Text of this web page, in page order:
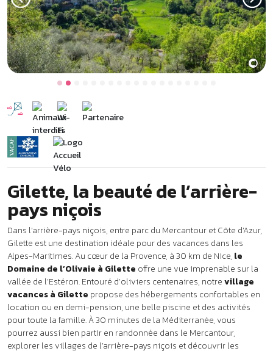
Gilette, la beauté de l’arrière-
pays niçois
Dans l’arrière-pays niçois, entre parc du Mercantour et Côte d’Azur,
Gilette est une destination idéale pour des vacances dans les
Alpes-Maritimes. Au cœur de la Provence, à 30 km de Nice,
Domaine de l’Olivaieà Gilette
vallée de l’Estéron. Entouré d’oliviers centenaires, notre
vacances à Gilette
location ou en demi-pension, une belle piscine et des activités
pour toute la famille. À 30 minutes de la Méditerranée, vous
explorer les villages de l’arrière-pays niçois et découvrir les
plages de la Côte d’Azur. Réservez votre séjour à
Domaine de l’Olivaieet profitez de vacances entre mer et
montagne sous le soleil du sud de la France !
PRÉSENTATION
Entre Nice et le parc du Mercantour,
à 400 mètres d’altitude, le
Domaine de l’Olivaie *** à Gilette offre un panorama exceptionnel
sur la vallée de l’Estéron et l’arrière-pays niçois. Le parc du village
vacances compte une centaine d’oliviers dont certains sont
bicentenaires. Les premiers commerces sont à 2 km.